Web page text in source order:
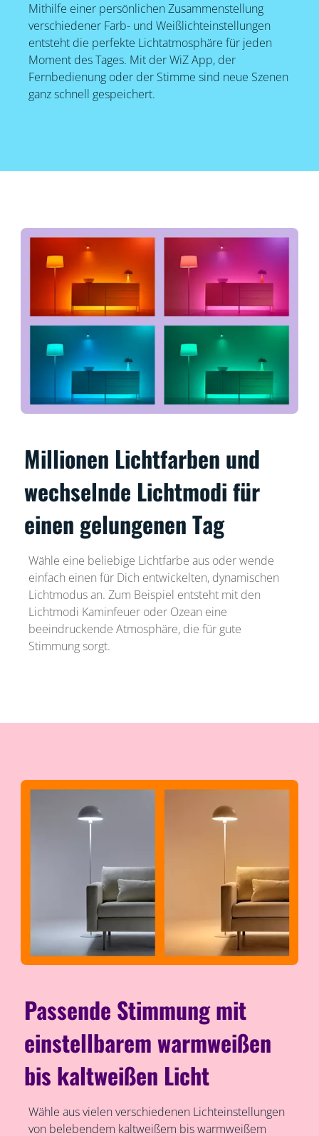
Mithilfe einer persönlichen Zusammenstellung
verschiedener Farb- und Weißlichteinstellungen
entsteht die perfekte Lichtatmosphäre für jeden
Moment des Tages. Mit der WiZ App, der
Fernbedienung oder der Stimme sind neue Szenen
ganz schnell gespeichert.
Millionen Lichtfarben und
wechselnde Lichtmodi für
einen gelungenen Tag
Wähle eine beliebige Lichtfarbe aus oder wende
einfach einen für Dich entwickelten, dynamischen
Lichtmodus an. Zum Beispiel entsteht mit den
Lichtmodi Kaminfeuer oder Ozean eine
beeindruckende Atmosphäre, die für gute
Stimmung sorgt.
Passende Stimmung mit
einstellbarem warmweißen
bis kaltweißen Licht
Wähle aus vielen verschiedenen Lichteinstellungen
von belebendem kaltweißem bis warmweißem